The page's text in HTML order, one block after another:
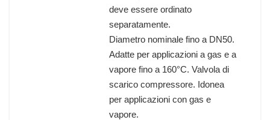
deve essere ordinato
separatamente.
Diametro nominale fino a DN50.
Adatte per applicazioni a gas e a
vapore fino a 160°C. Valvola di
scarico compressore. Idonea
per applicazioni con gas e
vapore.